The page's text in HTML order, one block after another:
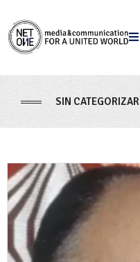
SIN CATEGORIZAR